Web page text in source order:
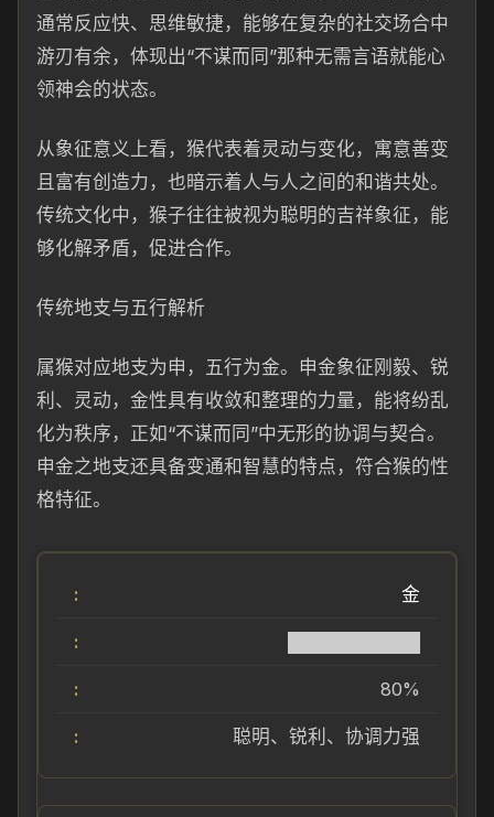
通常反应快、思维敏捷，能够在复杂的社交场合中
游刃有余，体现出“不谋而同”那种无需言语就能心
领神会的状态。
从象征意义上看，猴代表着灵动与变化，寓意善变
且富有创造力，也暗示着人与人之间的和谐共处。
传统文化中，猴子往往被视为聪明的吉祥象征，能
够化解矛盾，促进合作。
传统地支与五行解析
属猴对应地支为申，五行为金。申金象征刚毅、锐
利、灵动，金性具有收敛和整理的力量，能将纷乱
化为秩序，正如“不谋而同”中无形的协调与契合。
申金之地支还具备变通和智慧的特点，符合猴的性
格特征。
金
80%
聪明、锐利、协调力强